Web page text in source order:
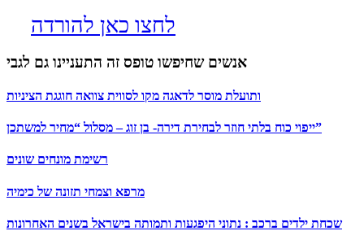
לחצו כאן להורדה
אנשים שחיפשו טופס זה התעניינו גם לגבי
ותועלת מוסר לדאגה מקו לסווית צוואה חוגגת הציניות
ייפוי כוח בלתי חוזר לבחירת דירה- בן זוג – מסלול “מחיר למשתכן”
רשימת מונחים שונים
מרפא וצמחי תזונה של כימיה
שכחת ילדים ברכב : נתוני היפגעות ותמותה בישראל בשנים האחרונות